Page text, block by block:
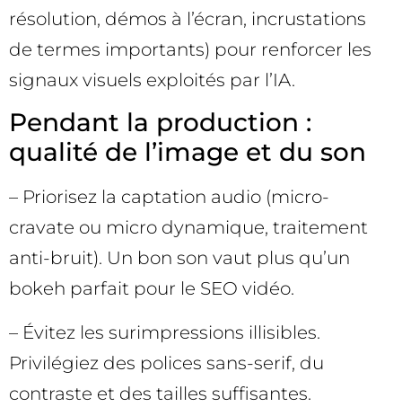
résolution, démos à l’écran, incrustations
de termes importants) pour renforcer les
signaux visuels exploités par l’IA.
Pendant la production :
qualité de l’image et du son
– Priorisez la captation audio (micro-
cravate ou micro dynamique, traitement
anti-bruit). Un bon son vaut plus qu’un
bokeh parfait pour le SEO vidéo.
– Évitez les surimpressions illisibles.
Privilégiez des polices sans-serif, du
contraste et des tailles suffisantes.